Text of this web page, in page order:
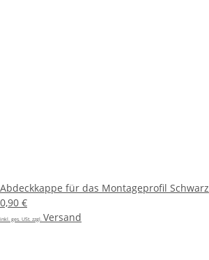
Abdeckkappe für das Montageprofil Schwarz
0,90 €
inkl. ges. USt. zzgl. Versand